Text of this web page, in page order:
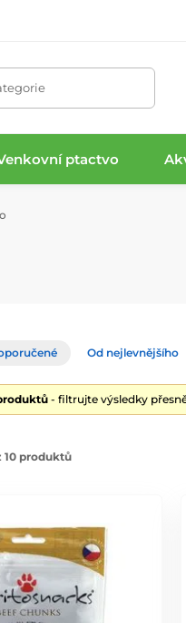
ptactvo
Od nejlevnějšího
- filtrujte výsledky
10 produktů